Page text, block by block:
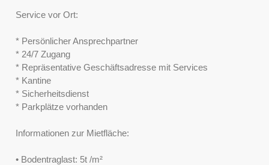
Service vor Ort:
* Persönlicher Ansprechpartner
* 24/7 Zugang
* Repräsentative Geschäftsadresse mit Services
* Kantine
* Sicherheitsdienst
* Parkplätze vorhanden
Informationen zur Mietfläche:
• Bodentraglast: 5t /m²